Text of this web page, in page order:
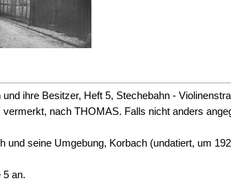
ihre Besitzer, Heft 5, Stechebahn -
nach THOMAS. Falls nicht anders
seine Umgebung, Korbach (undatiert, um
5 an.